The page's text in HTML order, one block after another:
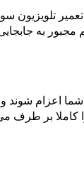
تعمیر
به
اعزام شوند
کاملا بر طرف